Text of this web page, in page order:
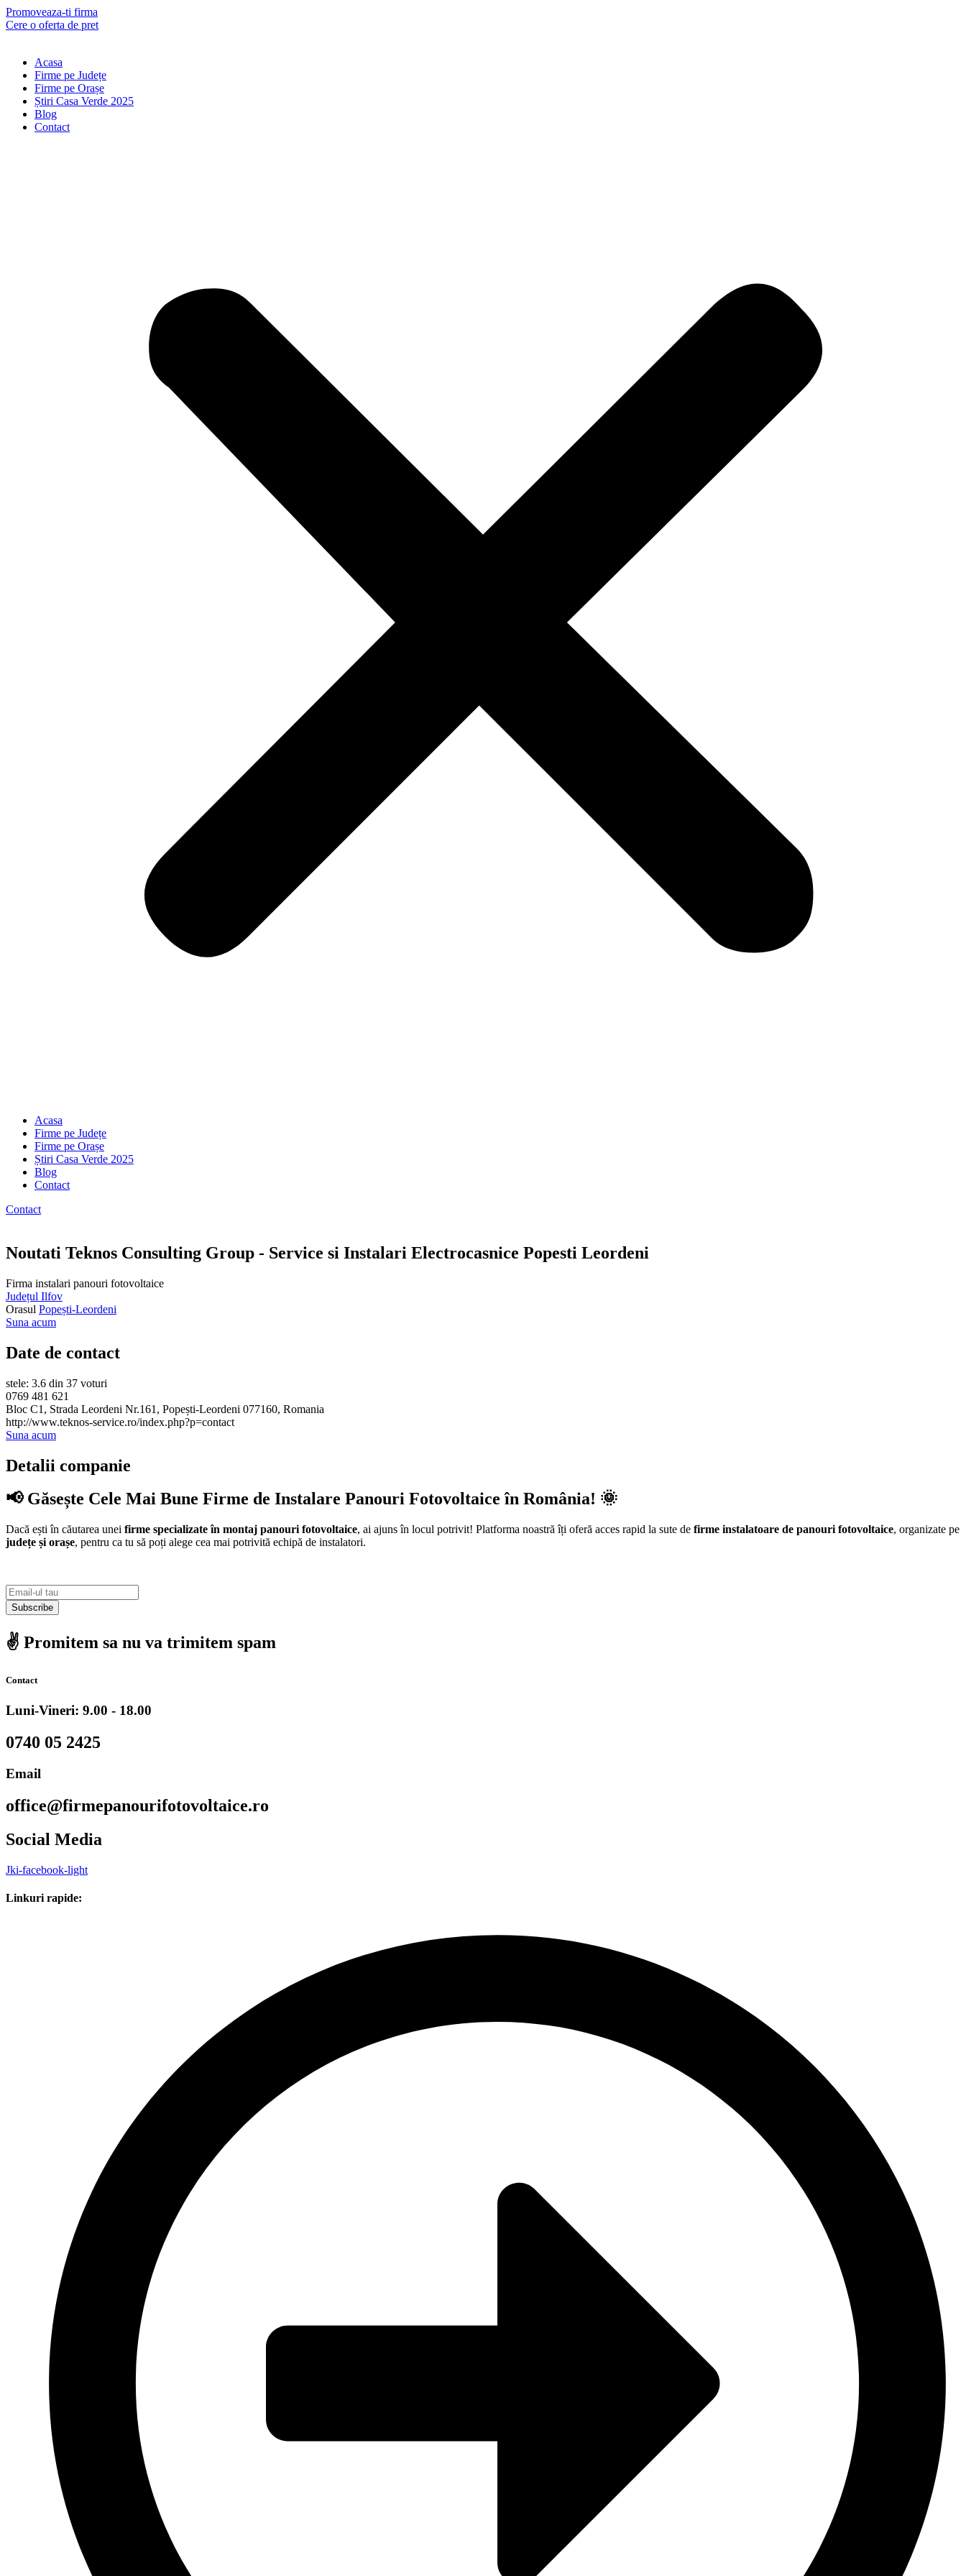
Skip
to
Promoveaza-ti firma
Cere o oferta de pret
Acasa
Firme pe Județe
Firme pe Orașe
Știri Casa Verde 2025
Blog
Contact
Acasa
Firme pe Județe
Firme pe Orașe
Știri Casa Verde 2025
Blog
Contact
Contact
Noutati Teknos Consulting Group - Service si Instalari Electrocasnice Popesti Leordeni
Firma instalari panouri fotovoltaice
Județul Ilfov
Orasul Popești-Leordeni
Suna acum
Date de contact
stele: 3.6 din 37 voturi
0769 481 621
Bloc C1, Strada Leordeni Nr.161, Popești-Leordeni 077160, Romania
http://www.teknos-service.ro/index.php?p=contact
Suna acum
Detalii companie
📢 Găsește Cele Mai Bune Firme de Instalare Panouri Fotovoltaice în România! 🌞
Dacă ești în căutarea unei firme specializate în montaj panouri fotovoltaice, ai ajuns în locul potrivit! Platforma noastră îți oferă acces rapid la sute de firme instalatoare de panouri fotovoltaice, organizate pe
județe și orașe, pentru ca tu să poți alege cea mai potrivită echipă de instalatori.
Subscribe
✌️ Promitem sa nu va trimitem spam
Contact
Luni-Vineri: 9.00 - 18.00
0740 05 2425
Email
office@firmepanourifotovoltaice.ro
Social Media
Jki-facebook-light
Linkuri rapide: